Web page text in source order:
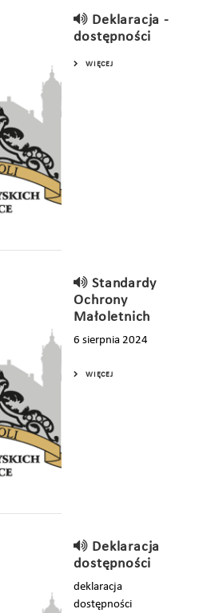
Deklaracja -
dostępności
WIĘCEJ
Standardy
Ochrony
Małoletnich
6 sierpnia 2024
WIĘCEJ
Deklaracja
dostępności
deklaracja
dostępności